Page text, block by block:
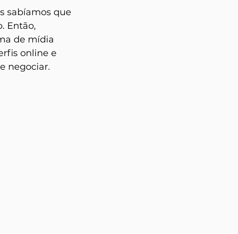
sabíamos que
Então,
de mídia
online e
negociar.